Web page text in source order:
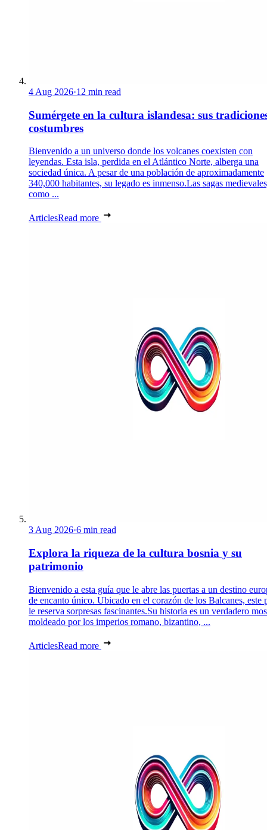
4 Aug 2026·12 min read
Sumérgete en la cultura islandesa: sus
costumbres
Bienvenido a un universo donde los volcanes coexisten con
leyendas. Esta isla, perdida en el Atlántico Norte, alberga una
sociedad única. A pesar de una población de aproximadamente
340,000 habitantes, su legado es inmenso.Las sagas
como ...
ArticlesRead more
3 Aug 2026·6 min read
Explora la riqueza de la cultura bosnia y su
patrimonio
Bienvenido a esta guía que le abre las puertas a un destino
de encanto único. Ubicado en el corazón de los Balcanes, este
le reserva sorpresas fascinantes.Su historia es un verdadero
moldeado por los imperios romano, bizantino, ...
ArticlesRead more